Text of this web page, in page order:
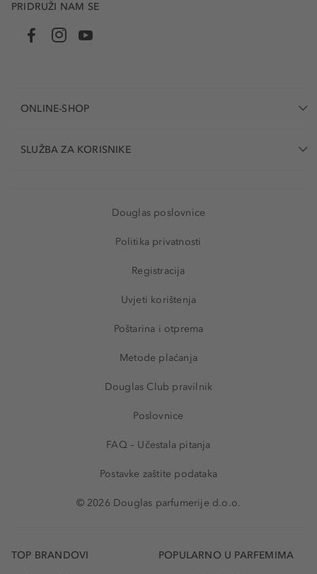
PRIDRUŽI NAM SE
ONLINE-SHOP
SLUŽBA ZA KORISNIKE
Douglas poslovnice
Politika privatnosti
Registracija
Uvjeti korištenja
Poštarina i otprema
Metode plaćanja
Douglas Club pravilnik
Poslovnice
FAQ – Učestala pitanja
Postavke zaštite podataka
© 2026 Douglas parfumerije d.o.o.
TOP BRANDOVI POPULARNO U PARFEMIMA